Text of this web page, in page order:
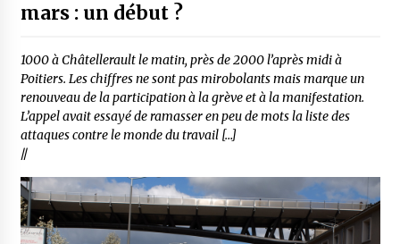
mars : un début ?
1000 à Châtellerault le matin, près de 2000 l’après midi à
Poitiers. Les chiffres ne sont pas mirobolants mais marque un
renouveau de la participation à la grève et à la manifestation.
L’appel avait essayé de ramasser en peu de mots la liste des
attaques contre le monde du travail […]
//